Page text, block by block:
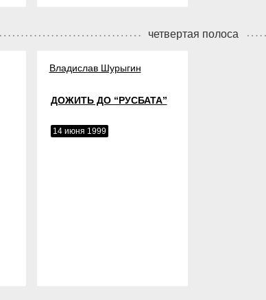
четвертая полоса
Владислав Шурыгин
ДОЖИТЬ ДО “РУСБАТА”
14 июня 1999